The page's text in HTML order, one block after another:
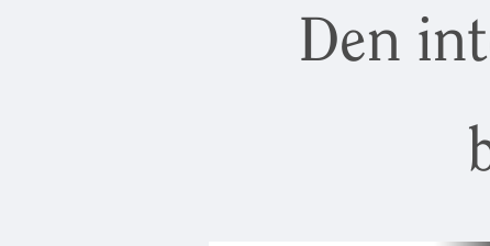
Den